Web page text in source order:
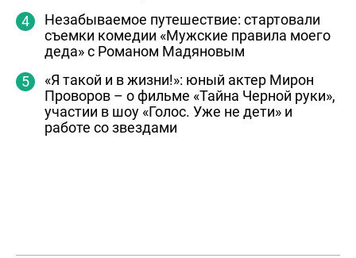
Незабываемое путешествие: стартовали
съемки комедии «Мужские правила моего
деда» с Романом Мадяновым
«Я такой и в жизни!»: юный актер Мирон
Проворов – о фильме «Тайна Черной руки»,
участии в шоу «Голос. Уже не дети» и
работе со звездами